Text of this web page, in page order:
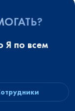
Я по всем